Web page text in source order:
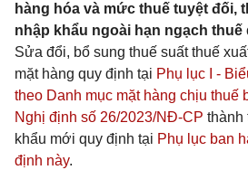
hàng hóa và mức thuế tuyệt đối,
nhập khẩu ngoài hạn ngạch thuế
Sửa đổi, bổ sung thuế suất thuế
mặt hàng quy định tại Phụ lục I -
theo Danh mục mặt hàng chịu thuế
Nghị định số 26/2023/NĐ-CP thành
khẩu mới quy định tại Phụ lục ban
định này.